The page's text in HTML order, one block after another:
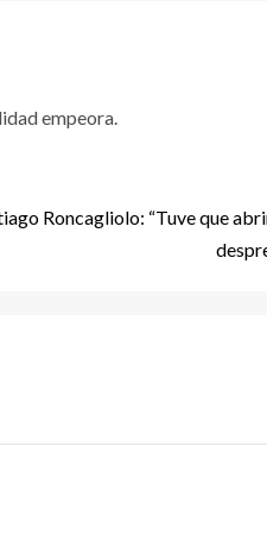
empeora.
Roncagliolo: “Tuve que